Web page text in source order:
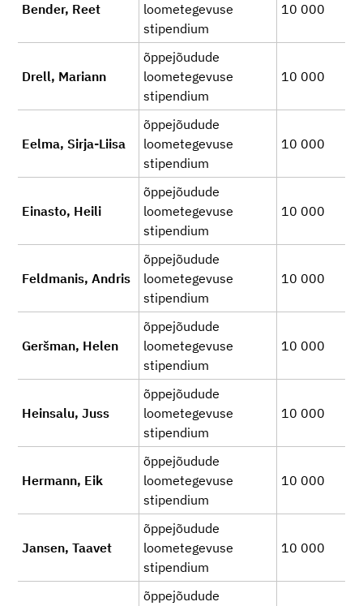
Bender, Reet
loometegevuse
stipendium
10 000
Drell, Mariann
õppejõudude
loometegevuse
stipendium
10 000
Eelma, Sirja-Liisa
õppejõudude
loometegevuse
stipendium
10 000
Einasto, Heili
õppejõudude
loometegevuse
stipendium
10 000
Feldmanis, Andris
õppejõudude
loometegevuse
stipendium
10 000
Geršman, Helen
õppejõudude
loometegevuse
stipendium
10 000
Heinsalu, Juss
õppejõudude
loometegevuse
stipendium
10 000
Hermann, Eik
õppejõudude
loometegevuse
stipendium
10 000
Jansen, Taavet
õppejõudude
loometegevuse
stipendium
10 000
õppejõudude